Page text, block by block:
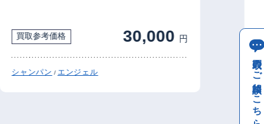
買取参考価格 30,000 円
シャンパン/エンジェル エ
買取のご相談はこちら